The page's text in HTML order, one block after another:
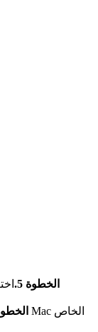
الخطوة 5.
الخطوة